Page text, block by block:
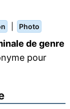
Photo
de genre
pour